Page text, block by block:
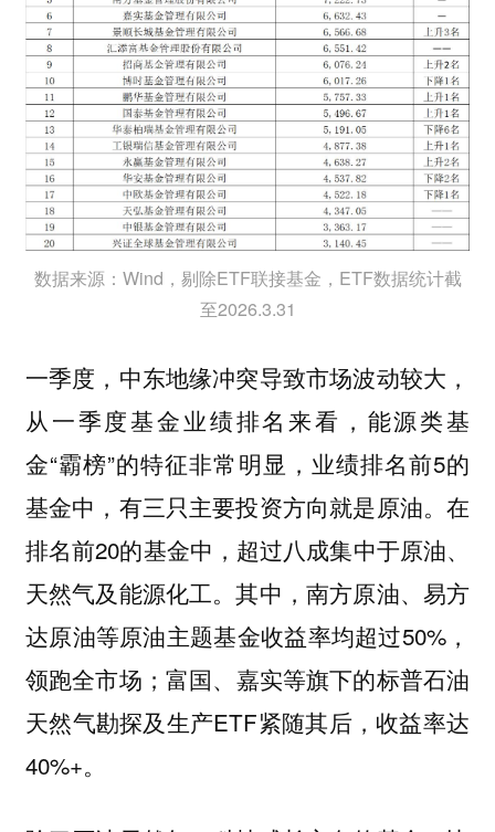
数据来源：Wind，剔除ETF联接基金，ETF数据统计截
至2026.3.31
一季度，中东地缘冲突导致市场波动较大，
从一季度基金业绩排名来看，能源类基
金“霸榜”的特征非常明显，业绩排名前5的
基金中，有三只主要投资方向就是原油。在
排名前20的基金中，超过八成集中于原油、
天然气及能源化工。其中，南方原油、易方
达原油等原油主题基金收益率均超过50%，
领跑全市场；富国、嘉实等旗下的标普石油
天然气勘探及生产ETF紧随其后，收益率达
40%+。